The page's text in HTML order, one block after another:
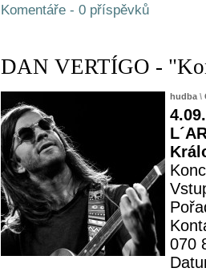
Komentáře - 0 příspěvků
DAN VERTÍGO -
hudba \
070